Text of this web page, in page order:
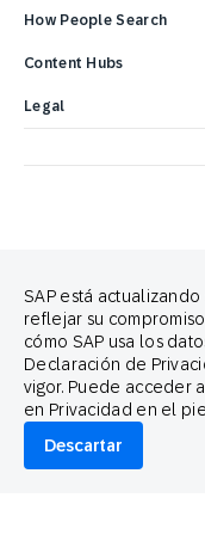
SAP está
reflejar su
cómo SAP usa los
Declaración de
vigor. Puede acceder
en Privacidad en el
Descartar
Carreras
Demostración de 3 minutos
Integraciones SAP
Integraciones publicitarias
Descripción general
Blog
How People Search
Cross-Channel Marketing
Content Hubs
SAP Engagement Cloud
Legal
Copyright
Aviso legal
Proud partners of